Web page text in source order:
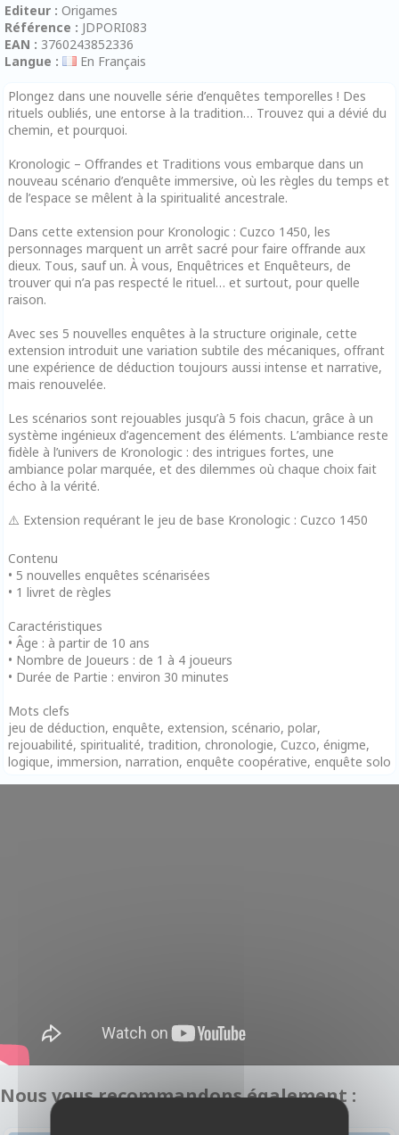
Editeur : Origames
Référence : JDPORI083
EAN : 3760243852336
Langue :
En Français
Plongez dans une nouvelle série d’enquêtes temporelles ! Des
rituels oubliés, une entorse à la tradition… Trouvez qui a dévié du
chemin, et pourquoi.
Kronologic – Offrandes et Traditions vous embarque dans un
nouveau scénario d’enquête immersive, où les règles du temps et
de l’espace se mêlent à la spiritualité ancestrale.
Dans cette extension pour Kronologic : Cuzco 1450, les
personnages marquent un arrêt sacré pour faire offrande aux
dieux. Tous, sauf un. À vous, Enquêtrices et Enquêteurs, de
trouver qui n’a pas respecté le rituel… et surtout, pour quelle
raison.
Avec ses 5 nouvelles enquêtes à la structure originale, cette
extension introduit une variation subtile des mécaniques, offrant
une expérience de déduction toujours aussi intense et narrative,
mais renouvelée.
Les scénarios sont rejouables jusqu’à 5 fois chacun, grâce à un
système ingénieux d’agencement des éléments. L’ambiance reste
fidèle à l’univers de Kronologic : des intrigues fortes, une
ambiance polar marquée, et des dilemmes où chaque choix fait
écho à la vérité.
⚠️ Extension requérant le jeu de base Kronologic : Cuzco 1450
Contenu
• 5 nouvelles enquêtes scénarisées
• 1 livret de règles
Caractéristiques
• Âge : à partir de 10 ans
• Nombre de Joueurs : de 1 à 4 joueurs
• Durée de Partie : environ 30 minutes
Mots clefs
jeu de déduction, enquête, extension, scénario, polar,
rejouabilité, spiritualité, tradition, chronologie, Cuzco, énigme,
logique, immersion, narration, enquête coopérative, enquête solo
Nous vous recommandons également :